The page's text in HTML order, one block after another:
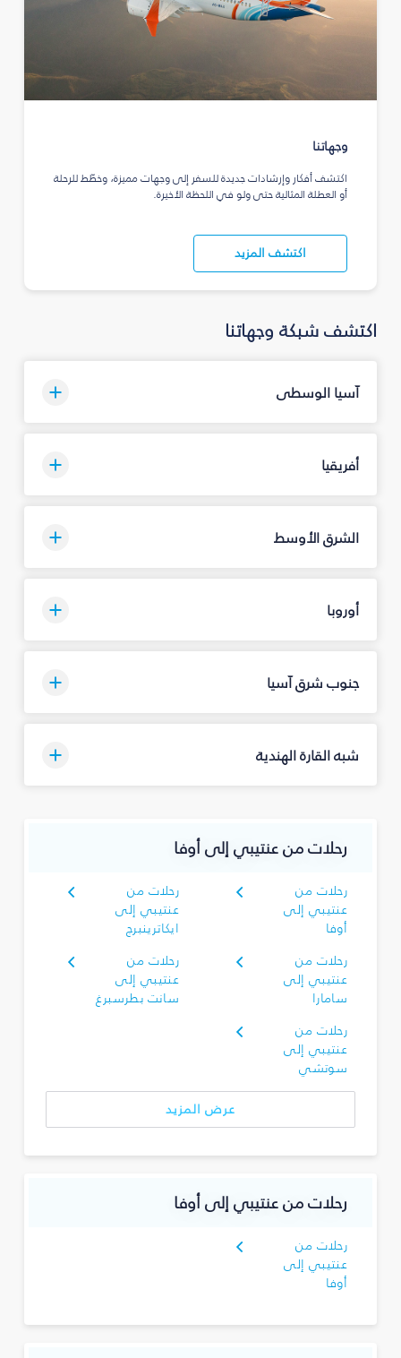
وجهاتنا
اكتشف أفكار وإرشادات جديدة للسفر إلى وجهات مميزة، وخطّط للرحلة
أو العطلة المثالية حتى ولو في اللحظة الأخيرة.
اكتشف المزيد
اكتشف شبكة وجهاتنا
آسيا الوسطى
أفريقيا
الشرق الأوسط
أوروبا
جنوب شرق آسيا
شبه القارة الهندية
رحلات من عنتيبي إلى أوفا
رحلات من
عنتيبي إلى
أوفا
رحلات من
عنتيبي إلى
ايكاترينبرج
رحلات من
عنتيبي إلى
سامارا
رحلات من
عنتيبي إلى
سانت بطرسبرغ
رحلات من
عنتيبي إلى
سوتشي
عرض المزيد
رحلات من عنتيبي إلى أوفا
رحلات من
عنتيبي إلى
أوفا